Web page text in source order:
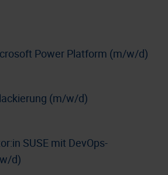
Power Platform (m/w/d)
(m/w/d)
SUSE mit DevOps-
d)